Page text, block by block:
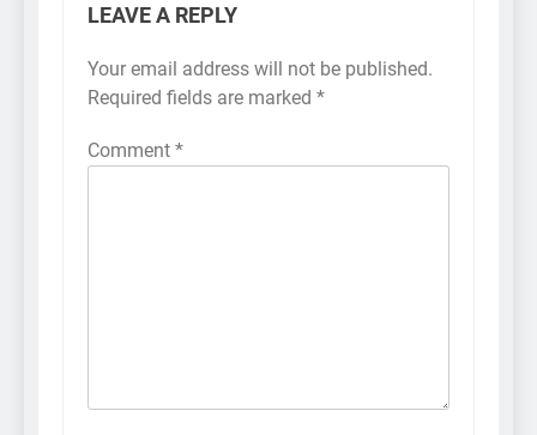
LEAVE A REPLY
Your email address will not be published.
Required fields are marked *
Comment *